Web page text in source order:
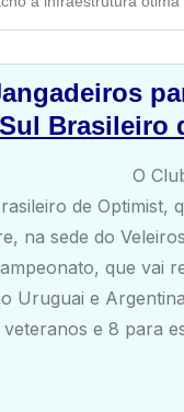
Brasileiro
O
de Optimist,
na sede do
que vai
Uruguai e
e 8 para